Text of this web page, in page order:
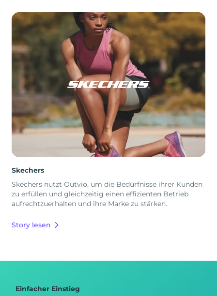
Skechers
Skechers nutzt Outvio, um die Bedürfnisse ihrer Kunden
zu erfüllen und gleichzeitig einen effizienten Betrieb
aufrechtzuerhalten und ihre Marke zu stärken.
Story lesen
Einfacher Einstieg